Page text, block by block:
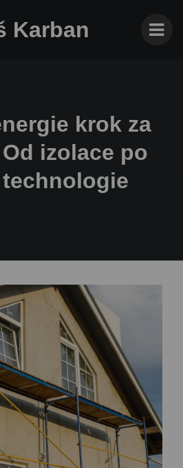
Karban
krok za
izolace po